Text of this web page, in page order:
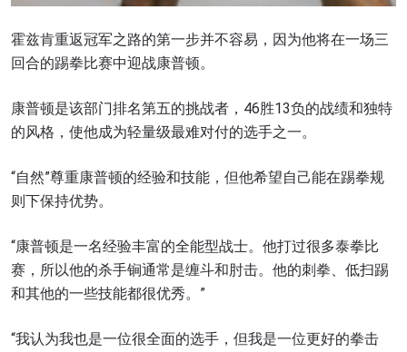
霍兹肯重返冠军之路的第一步并不容易，因为他将在一场三
回合的踢拳比赛中迎战康普顿。
康普顿是该部门排名第五的挑战者，46胜13负的战绩和独特
的风格，使他成为轻量级最难对付的选手之一。
“自然”尊重康普顿的经验和技能，但他希望自己能在踢拳规
则下保持优势。
“康普顿是一名经验丰富的全能型战士。他打过很多泰拳比
赛，所以他的杀手锏通常是缠斗和肘击。他的刺拳、低扫踢
和其他的一些技能都很优秀。”
“我认为我也是一位很全面的选手，但我是一位更好的拳击